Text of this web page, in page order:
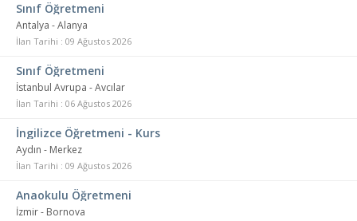
Sınıf Öğretmeni
Antalya - Alanya
İlan Tarihi : 09 Ağustos 2026
Sınıf Öğretmeni
İstanbul Avrupa - Avcılar
İlan Tarihi : 06 Ağustos 2026
İngilizce Öğretmeni - Kurs
Aydın - Merkez
İlan Tarihi : 09 Ağustos 2026
Anaokulu Öğretmeni
İzmir - Bornova